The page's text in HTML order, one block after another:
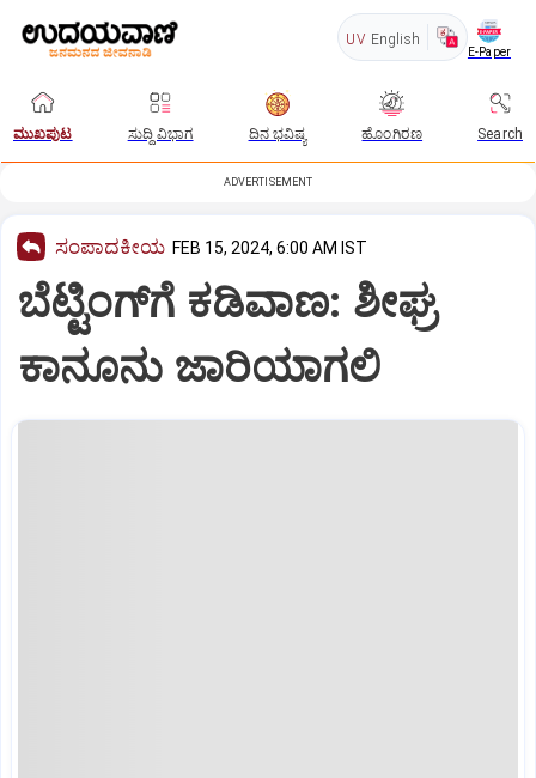
UV English
E-Paper
ಮುಖಪುಟ ಸುದ್ದಿ ವಿಭಾಗ ದಿನ ಭವಿಷ್ಯ ಹೊಂಗಿರಣ Search
ADVERTISEMENT
ಸಂಪಾದಕೀಯ FEB 15, 2024, 6:00 AM IST
ಬೆಟ್ಟಿಂಗ್‌ಗೆ ಕಡಿವಾಣ: ಶೀಘ್ರ
ಕಾನೂನು ಜಾರಿಯಾಗಲಿ